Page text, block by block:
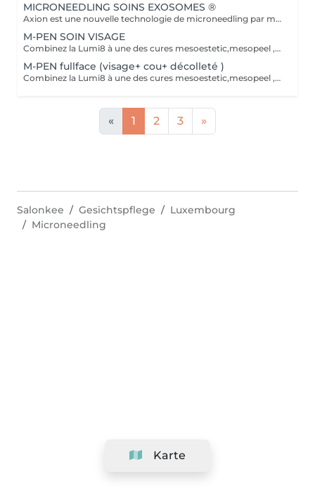
MICRONEEDLING SOINS EXOSOMES ®
Axion est une nouvelle technologie de microneedling par mesoestetic qui crée des micro-canaux dans la peau pour une régénération améliorée. Elle est associée aux nouveaux cocktails c.prof mesoxome®, qui intègrent des exosomes, PDRN, niacinamide et AD+ pour cibler le vieillissement, la fermeté et la revitalisation cutanée. Ce soin est toujours réalisé après un skin diagnostic directement réservable dans la rubrique esthétique avancée. pour votre sécurité et nous nous réservons le droit de modifier le traitement.
M-PEN SOIN VISAGE
Combinez la Lumi8 à une des cures mesoestetic,mesopeel , mesoéclat... afin d'obtenir un résultat spectaculaire et durable. Recommandé pour l'anti-aging , les peaux acnéique , affaissées , les rides . les cicatrices et les autres imperfections de la peau. Bienvenue dans une nouvelle ère dans les soins du visage et du corps . Résultat spectaculaires , efficaces , durables et scientifiquement avérés, visible dès la première séance. Traitement indolore et non invasif Le micro-needling est un traitement qui utilise de minuscules aiguilles pour provoquer des minuscules perforations dans la peau. Ces petits points de contact encouragent le corps à créer une guérison curative ainsi qu'a resserrer, soulever et rajeunir la peau. Au fur et a mesure que votre peau se répare, la production de collagène et d'élastine se déclenche pour donner un effet repeuplant et raffermissant presque immédiat. Il peut également s'attaquer à d'autres problèmes de lésions cutanées tels que les cicatrices , les marques foncées, des dommages causés par le soleil et le vieillissement. CONTRE-INDICATIONS. Femmes enceintes et peaux noires Traitement anticoagulant ou anti-inflammatoire Maladies auto-immunes Acné sévère ou herpes Eczémas Psoriasis
M-PEN fullface (visage+ cou+ décolleté )
Combinez la Lumi8 à une des cures mesoestetic,mesopeel , mesoéclat... afin d'obtenir un résultat spectaculaire et durable. Recommandé pour l'anti-aging , les peaux acnéique , affaissées , les rides . les cicatrices et les autres imperfections de la peau. Bienvenue dans une nouvelle ère dans les soins du visage et du corps . Résultat spectaculaires , efficaces , durables et scientifiquement avérés, visible dès la première séance. Traitement indolore et non invasif Le micro-needling est un traitement qui utilise de minuscules aiguilles pour provoquer des minuscules perforations dans la peau. Ces petits points de contact encouragent le corps à créer une guérison curative ainsi qu'a resserrer, soulever et rajeunir la peau. Au fur et a mesure que votre peau se répare, la production de collagène et d'élastine se déclenche pour donner un effet repeuplant et raffermissant presque immédiat. Il peut également s'attaquer à d'autres problèmes de lésions cutanées tels que les cicatrices , les marques foncées, des dommages causés par le soleil et le vieillissement
« 1 2 3 »
Karte
Salonkee Gesichtspflege
Luxembourg
Microneedling